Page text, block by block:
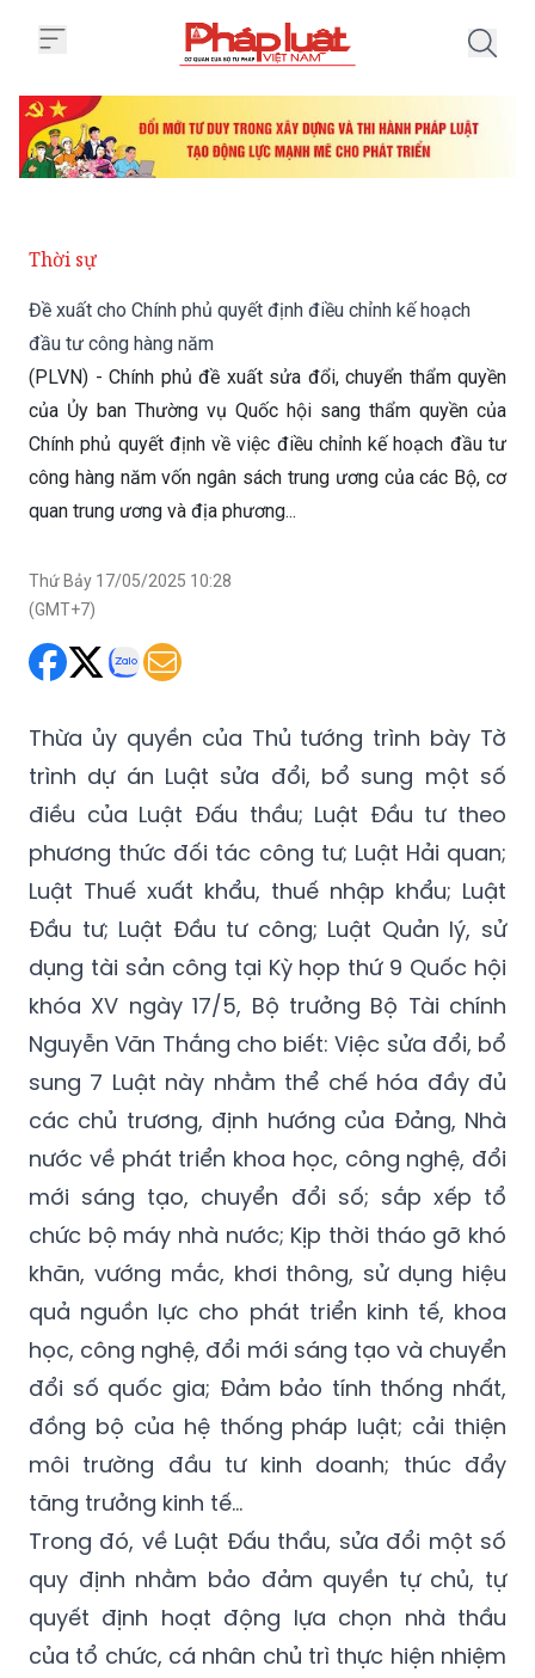
Thời sự
Đề xuất cho Chính phủ quyết định điều chỉnh kế hoạch
đầu tư công hàng năm
(PLVN) - Chính phủ đề xuất sửa đổi, chuyển thẩm quyền
của Ủy ban Thường vụ Quốc hội sang thẩm quyền của
Chính phủ quyết định về việc điều chỉnh kế hoạch đầu tư
công hàng năm vốn ngân sách trung ương của các Bộ, cơ
quan trung ương và địa phương...
Thứ Bảy 17/05/2025 10:28
(GMT+7)
Thừa ủy quyền của Thủ tướng trình bày Tờ
trình dự án Luật sửa đổi, bổ sung một số
điều của Luật Đấu thầu; Luật Đầu tư theo
phương thức đối tác công tư; Luật Hải quan;
Luật Thuế xuất khẩu, thuế nhập khẩu; Luật
Đầu tư; Luật Đầu tư công; Luật Quản lý, sử
dụng tài sản công tại Kỳ họp thứ 9 Quốc hội
khóa XV ngày 17/5, Bộ trưởng Bộ Tài chính
Nguyễn Văn Thắng cho biết: Việc sửa đổi, bổ
sung 7 Luật này nhằm thể chế hóa đầy đủ
các chủ trương, định hướng của Đảng, Nhà
nước về phát triển khoa học, công nghệ, đổi
mới sáng tạo, chuyển đổi số; sắp xếp tổ
chức bộ máy nhà nước; Kịp thời tháo gỡ khó
khăn, vướng mắc, khơi thông, sử dụng hiệu
quả nguồn lực cho phát triển kinh tế, khoa
học, công nghệ, đổi mới sáng tạo và chuyển
đổi số quốc gia; Đảm bảo tính thống nhất,
đồng bộ của hệ thống pháp luật; cải thiện
môi trường đầu tư kinh doanh; thúc đẩy
tăng trưởng kinh tế...
Trong đó, về Luật Đấu thầu, sửa đổi một số
quy định nhằm bảo đảm quyền tự chủ, tự
quyết định hoạt động lựa chọn nhà thầu
của tổ chức, cá nhân chủ trì thực hiện nhiệm